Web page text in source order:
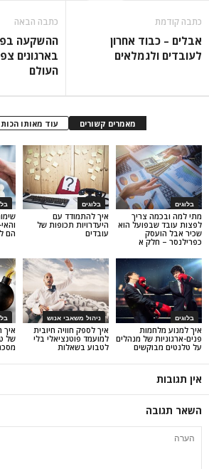
אחרון
ההשקעה בפיתוח
בארגונים צפויה לעלות
עוד מאותו הכותב
בלוגים
והאי-וודאות: למה
הם לא פתרון קסם
בלוגים
איך להתמודד עם
היעדרויות תכופות של
עובדים
צריך
הוא
א
בלוגים
איך רעילות
של טלנטים מבריקים
מסכנת את הארגון
ניהול משאבי אנוש
איך לספק חוויה חיובית
למועמד פוטנציאלי בלי
לטבוע בשאלות
של מנהלים